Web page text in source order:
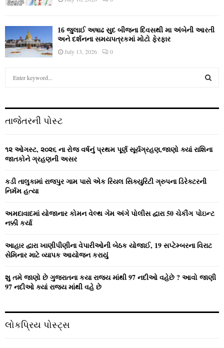
16 જુલાઈ અષાઢ સુદ બીજના દિવસથી મા અંબેની આરતી
અને દર્શનના સમયપત્રકમાં મોટો ફેરફાર
July 13, 2026 0
h
o
r
C
તાજેતરની પોસ્ટ
૧૨ ઓગસ્ટ, ૨૦૨૬ ના રોજ વર્ષનું પ્રથમ પૂર્ણ સૂર્યગ્રહણ,જાણો ક્યાં રાશિના
જાતકોને ગ્રહણની અસર
કડી તાલુકામાં રાજપુર ગામ પાસે એક રિયલ સિક્યુરિટી ગ્રુપના ડિરેક્ટરની
નિર્મમ હત્યા
અમદાવાદમાં યોજાનાર કોમન વેલ્‍થ ગેમ અંગે પોલીસ દ્વારા 50 ચેકીંગ પોઇન્‍ટ
નક્કી કર્યા
આહાર દ્વારા ખાણીપીણીના વેપારીઓની બેઠક યોજાઈ, 19 સપ્ટેમ્બરના વિરાટ
સેમિનાર માટે વ્યાપક આયોજન કરાયું
શુ તમે જાણો છે ગુજરાતના કયા રાજ્ય માંથી 97 નદીઓ વહેછે ? આવો જાણી
97 નદીઓ ક્યાં રાજ્ય માંથી વહે છે
લોકપ્રિય પોસ્ટ્સ